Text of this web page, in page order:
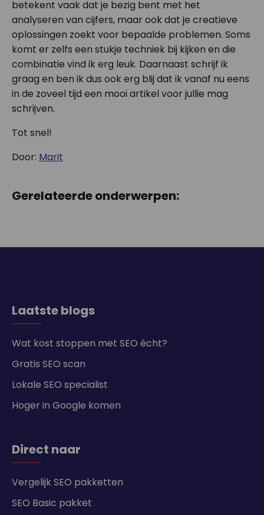
betekent vaak dat je bezig bent met het
analyseren van cijfers, maar ook dat je creatieve
oplossingen zoekt voor bepaalde problemen. Soms
komt er zelfs een stukje techniek bij kijken en die
combinatie vind ik erg leuk. Daarnaast schrijf ik
graag en ben ik dus ook erg blij dat ik vanaf nu eens
in de zoveel tijd een mooi artikel voor jullie mag
schrijven.
Tot snel!
Door: Marit
Gerelateerde onderwerpen:
Laatste blogs
Wat kost stoppen met SEO écht?
Gratis SEO scan
Lokale SEO specialist
Hoger in Google komen
Direct naar
Vergelijk SEO pakketten
SEO Basic pakket